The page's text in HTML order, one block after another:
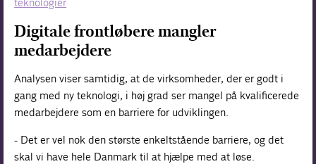
Digitale frontløbere mangler
medarbejdere
Analysen viser samtidig, at de virksomheder, der er godt i
gang med ny teknologi, i høj grad ser mangel på kvalificerede
medarbejdere som en barriere for udviklingen.
- Det er vel nok den største enkeltstående barriere, og det
skal vi have hele Danmark til at hjælpe med at løse.